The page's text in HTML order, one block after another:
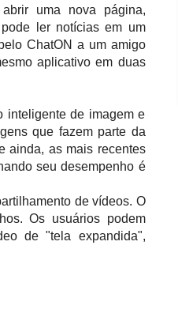
uma nova página,
ler notícias em um
ChatON a um amigo
aplicativo em duas
inteligente de imagem e
que fazem parte da
ainda, as mais recentes
seu desempenho é
de vídeos. O
Os usuários podem
de "tela expandida",